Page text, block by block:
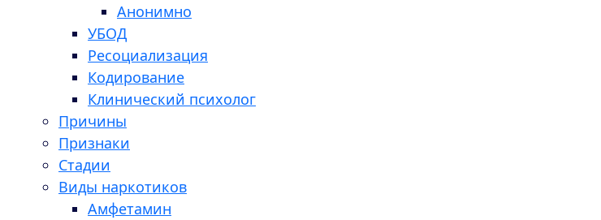
Анонимно
УБОД
Ресоциализация
Кодирование
Клинический психолог
Причины
Признаки
Стадии
Виды наркотиков
Амфетамин